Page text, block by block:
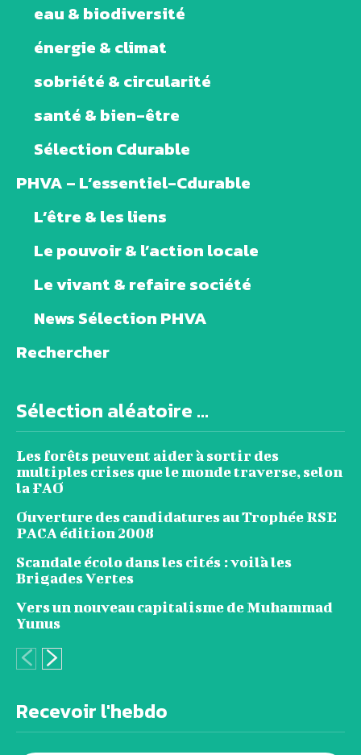
eau & biodiversité
énergie & climat
sobriété & circularité
santé & bien-être
Sélection Cdurable
PHVA – L’essentiel-Cdurable
L’être & les liens
Le pouvoir & l’action locale
Le vivant & refaire société
News Sélection PHVA
Rechercher
Sélection aléatoire ...
Les forêts peuvent aider à sortir des
multiples crises que le monde traverse, selon
la FAO
Ouverture des candidatures au Trophée RSE
PACA édition 2008
Scandale écolo dans les cités : voilà les
Brigades Vertes
Vers un nouveau capitalisme de Muhammad
Yunus
Recevoir l'hebdo